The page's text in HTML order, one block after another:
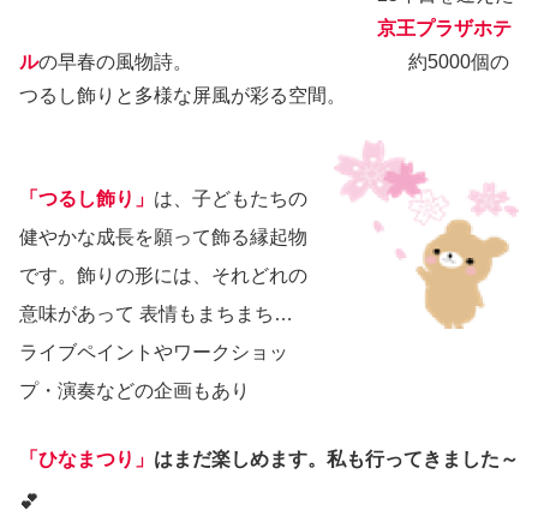
京王プラザホテ
ルの早春の風物詩。 約5000個の
つるし飾りと多様な屏風が彩る空間。
「つるし飾り」 は、子どもたちの
健やかな成長を願って飾る縁起物
です。飾りの形には、それどれの
意味があって 表情もまちまち…
ライブペイントやワークショッ
プ・演奏などの企画もあり
「ひなまつり」 はまだ楽しめます。私も行ってきました～
💕